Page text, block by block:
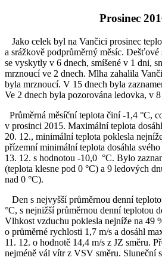
Prosinec
Jako celek byl na Vančici prosinec
a srážkově podprůměrný měsíc. Dešťové
se vyskytly v 6 dnech, smíšené v 1 dni,
mrznoucí ve 2 dnech. Mlha zahalila
byla mrznoucí. V 15 dnech byla
Ve 2 dnech byla pozorována ledovka, v 8
Průměrná měsíční teplota činí -1,4 °C,
v prosinci 2015. Maximální teplota
20. 12., minimální teplota poklesla
přízemní minimální teplota dosáhla
13. 12. s hodnotou -10,0 °C. Bylo
(teplota klesne pod 0 °C) a 9 ledových
nad 0 °C).
Den s nejvyšší průměrnou denní
°C, s nejnižší průměrnou denní teplotou
Vlhkost vzduchu poklesla nejníže na 49
o průměrné rychlosti 1,7 m/s a dosáhl
11. 12. o hodnotě 14,4 m/s z JZ směru.
nejméně vál vítr z VSV směru. Sluneční